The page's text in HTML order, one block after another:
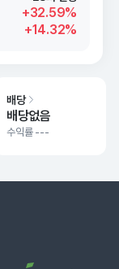
+32.59%
+14.32%
배당
배당없음
수익률 ---